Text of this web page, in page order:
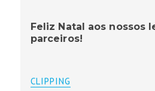
Feliz Natal aos nossos
parceiros!
CLIPPING